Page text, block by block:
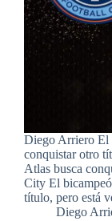
Diego Arriero El
conquistar otro
Atlas busca
City El
título, pero está
Diego